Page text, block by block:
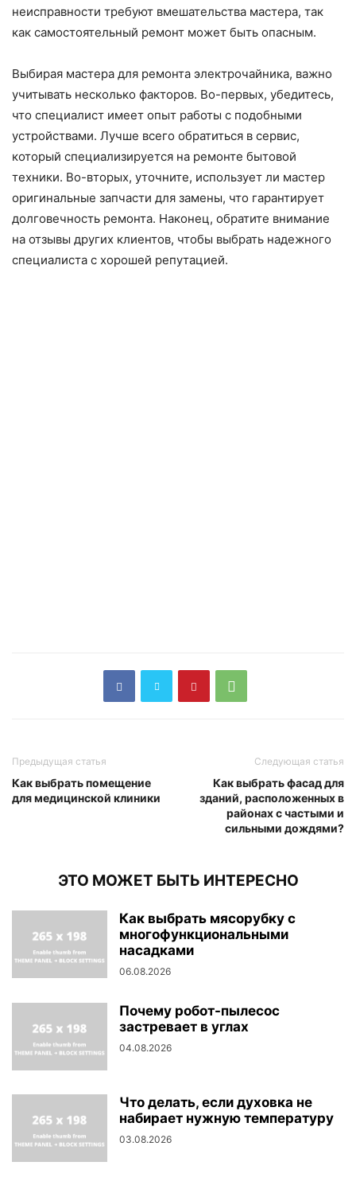
неисправности требуют вмешательства мастера, так
как самостоятельный ремонт может быть опасным.
Выбирая мастера для ремонта электрочайника, важно
учитывать несколько факторов. Во-первых, убедитесь,
что специалист имеет опыт работы с подобными
устройствами. Лучше всего обратиться в сервис,
который специализируется на ремонте бытовой
техники. Во-вторых, уточните, использует ли мастер
оригинальные запчасти для замены, что гарантирует
долговечность ремонта. Наконец, обратите внимание
на отзывы других клиентов, чтобы выбрать надежного
специалиста с хорошей репутацией.
Предыдущая статья
Как выбрать помещение
для медицинской клиники
Следующая статья
Как выбрать фасад для
зданий, расположенных в
районах с частыми и
сильными дождями?
ЭТО МОЖЕТ БЫТЬ ИНТЕРЕСНО
Как выбрать мясорубку с
многофункциональными
насадками
06.08.2026
Почему робот-пылесос
застревает в углах
04.08.2026
Что делать, если духовка не
набирает нужную температуру
03.08.2026